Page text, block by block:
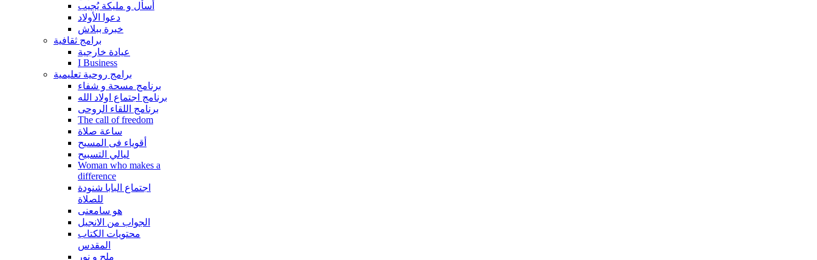
أسأل و مليكة يُجيب
دعوا الأولاد
خبرة ببلاش
برامج ثقافية
عيادة خارجية
I Business
برامج روحية تعليمية
برنامج مسحة و شفاء
برنامج اجتماع اولاد الله
برنامج اللقاء الروحى
The call of freedom
ساعة صلاة
أقوياء فى المسيح
ليالي التسبيح
Woman who makes a
difference
اجتماع البابا شنودة
للصلاة
هو سامعنى
الجواب من الانجيل
محتويات الكتاب
المقدس
ملح و نور